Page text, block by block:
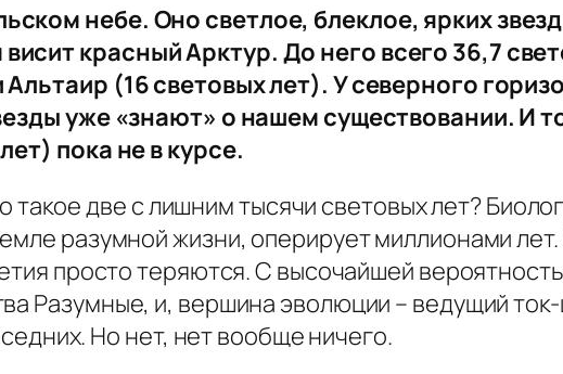
небе. Оно светлое, блеклое, ярких
красный Арктур. До него всего 36,7
(16 световых лет). У северного
уже «знают» о нашем существовании. И
пока не в курсе.
две с лишним тысячи световых лет?
разумной жизни, оперирует миллионами
просто теряются. С высочайшей
Разумные, и, вершина эволюции – ведущий
Но нет, нет вообще ничего.